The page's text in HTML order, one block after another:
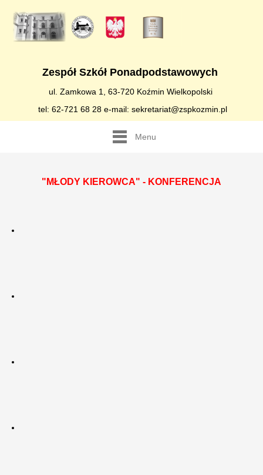
Zespół Szkół Ponadpodstawowych
ul. Zamkowa 1, 63-720 Koźmin Wielkopolski
tel: 62-721 68 28 e-mail: sekretariat@zspkozmin.pl
Menu
"MŁODY KIEROWCA" - KONFERENCJA